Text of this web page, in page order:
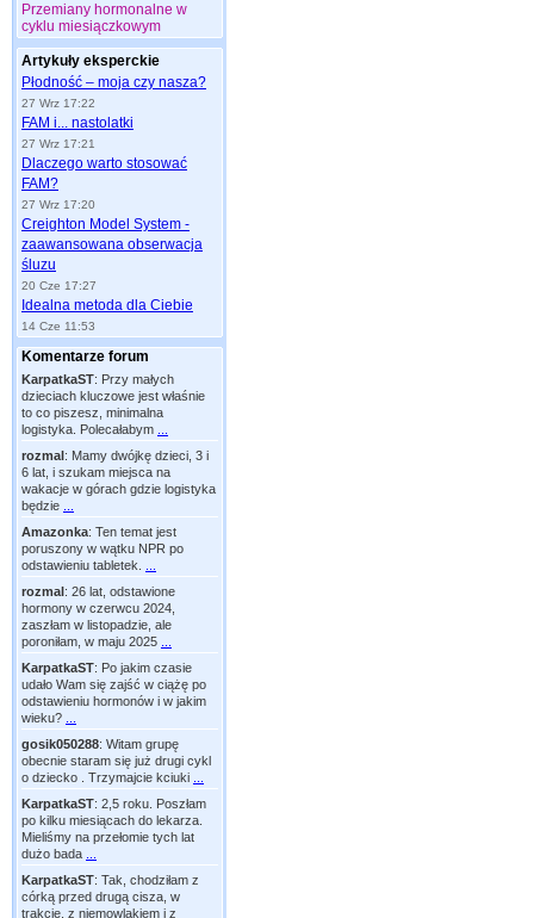
Przemiany hormonalne w
cyklu miesiączkowym
Artykuły eksperckie
Płodność – moja czy nasza?
27 Wrz 17:22
FAM i... nastolatki
27 Wrz 17:21
Dlaczego warto stosować
FAM?
27 Wrz 17:20
Creighton Model System -
zaawansowana obserwacja
śluzu
20 Cze 17:27
Idealna metoda dla Ciebie
14 Cze 11:53
Komentarze forum
KarpatkaST: Przy małych
dzieciach kluczowe jest właśnie
to co piszesz, minimalna
logistyka. Polecałabym
rozmal: Mamy dwójkę dzieci, 3 i
6 lat, i szukam miejsca na
wakacje w górach gdzie logistyka
będzie
Amazonka: Ten temat jest
poruszony w wątku NPR po
odstawieniu tabletek.
rozmal: 26 lat, odstawione
hormony w czerwcu 2024,
zaszłam w listopadzie, ale
poroniłam, w maju 2025
KarpatkaST: Po jakim czasie
udało Wam się zajść w ciążę po
odstawieniu hormonów i w jakim
wieku?
gosik050288: Witam grupę
obecnie staram się już drugi cykl
o dziecko . Trzymajcie kciuki
KarpatkaST: 2,5 roku. Poszłam
po kilku miesiącach do lekarza.
Mieliśmy na przełomie tych lat
dużo bada
KarpatkaST: Tak, chodziłam z
córką przed drugą cisza, w
trakcie, z niemowlakiem i z